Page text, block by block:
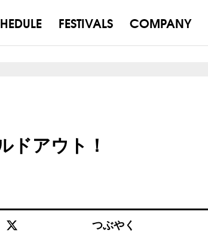
FESTIVALS COMPANY
ドアウト！
つぶやく